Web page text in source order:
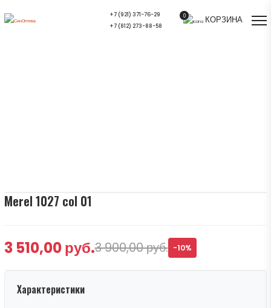
+7 (921) 371-76-29
+7 (812) 273-88-58
0 КОРЗИНА
Merel 1027 col 01
3 510,00 руб.3 900,00 руб. -10%
Характеристики